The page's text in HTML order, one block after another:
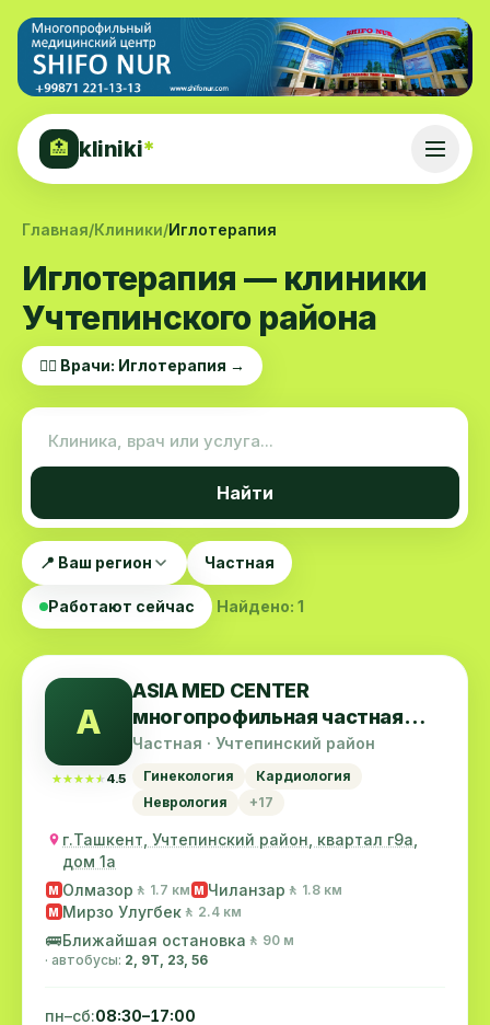
🏥 kliniki*
Главная/Клиники/Иглотерапия
Иглотерапия — клиники
Учтепинского района
👨‍⚕️ Врачи: Иглотерапия →
Найти
📍 Ваш регион Частная
Работают сейчас Найдено: 1
A
★★★★★
★★★★★ 4.5
ASIA MED CENTER
многопрофильная частная
клиника
Частная · Учтепинский район
Гинекология
Кардиология
Неврология
+17
г.Ташкент, Учтепинский район, квартал г9а,
дом 1а
M Олмазор 🚶 1.7 км M Чиланзар 🚶 1.8 км
M Мирзо Улугбек 🚶 2.4 км
🚌Ближайшая остановка 🚶 90 м
· автобусы: 2, 9Т, 23, 56
пн–сб:08:30–17:00